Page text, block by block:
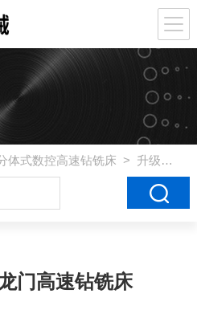
体式数控高速钻铣床 > 升级款2010博斯曼数控龙门高速钻铣床
门高速钻铣床